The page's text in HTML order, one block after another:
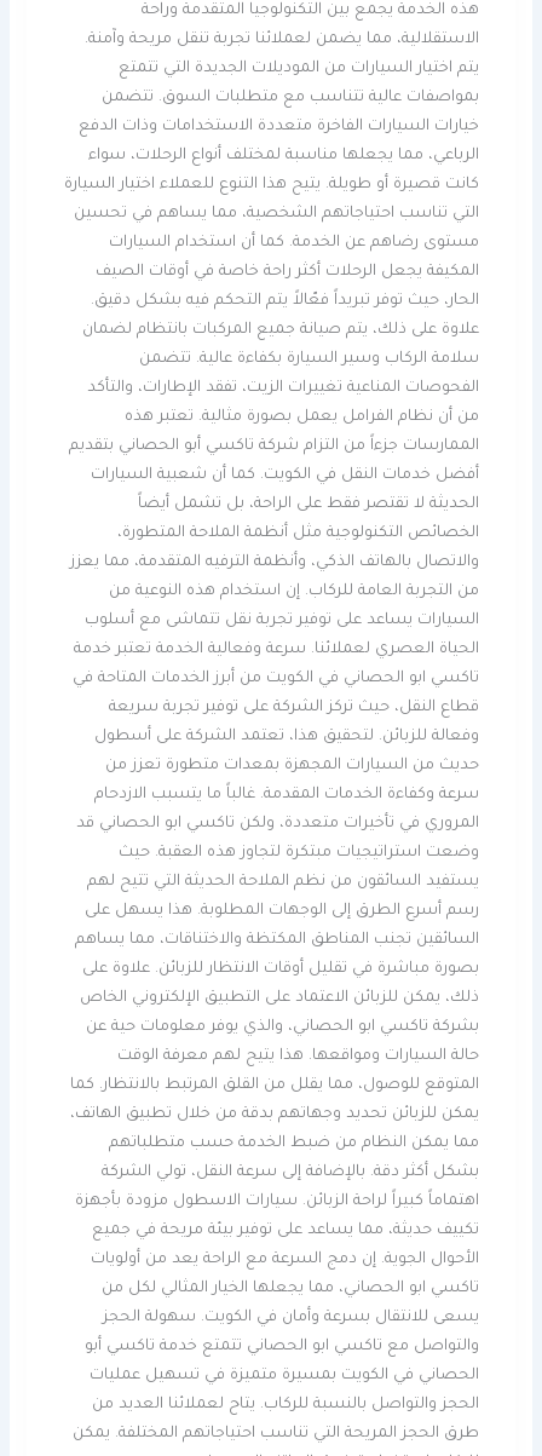
هذه الخدمة يجمع بين التكنولوجيا المتقدمة وراحة
الاستقلالية، مما يضمن لعملائنا تجربة تنقل مريحة وآمنة.
يتم اختيار السيارات من الموديلات الجديدة التي تتمتع
بمواصفات عالية تتناسب مع متطلبات السوق. تتضمن
خيارات السيارات الفاخرة متعددة الاستخدامات وذات الدفع
الرباعي، مما يجعلها مناسبة لمختلف أنواع الرحلات، سواء
كانت قصيرة أو طويلة. يتيح هذا التنوع للعملاء اختيار السيارة
التي تناسب احتياجاتهم الشخصية، مما يساهم في تحسين
مستوى رضاهم عن الخدمة. كما أن استخدام السيارات
المكيفة يجعل الرحلات أكثر راحة خاصة في أوقات الصيف
الحار، حيث توفر تبريداً فعّالاً يتم التحكم فيه بشكل دقيق.
علاوة على ذلك، يتم صيانة جميع المركبات بانتظام لضمان
سلامة الركاب وسير السيارة بكفاءة عالية. تتضمن
الفحوصات المناعية تغييرات الزيت، تفقد الإطارات، والتأكد
من أن نظام الفرامل يعمل بصورة مثالية. تعتبر هذه
الممارسات جزءاً من التزام شركة تاكسي أبو الحصاني بتقديم
أفضل خدمات النقل في الكويت. كما أن شعبية السيارات
الحديثة لا تقتصر فقط على الراحة، بل تشمل أيضاً
الخصائص التكنولوجية مثل أنظمة الملاحة المتطورة،
والاتصال بالهاتف الذكي، وأنظمة الترفيه المتقدمة، مما يعزز
من التجربة العامة للركاب. إن استخدام هذه النوعية من
السيارات يساعد على توفير تجربة نقل تتماشى مع أسلوب
الحياة العصري لعملائنا. سرعة وفعالية الخدمة تعتبر خدمة
تاكسي ابو الحصاني في الكويت من أبرز الخدمات المتاحة في
قطاع النقل، حيث تركز الشركة على توفير تجربة سريعة
وفعالة للزبائن. لتحقيق هذا، تعتمد الشركة على أسطول
حديث من السيارات المجهزة بمعدات متطورة تعزز من
سرعة وكفاءة الخدمات المقدمة. غالباً ما يتسبب الازدحام
المروري في تأخيرات متعددة، ولكن تاكسي ابو الحصاني قد
وضعت استراتيجيات مبتكرة لتجاوز هذه العقبة. حيث
يستفيد السائقون من نظم الملاحة الحديثة التي تتيح لهم
رسم أسرع الطرق إلى الوجهات المطلوبة. هذا يسهل على
السائقين تجنب المناطق المكتظة والاختناقات، مما يساهم
بصورة مباشرة في تقليل أوقات الانتظار للزبائن. علاوة على
ذلك، يمكن للزبائن الاعتماد على التطبيق الإلكتروني الخاص
بشركة تاكسي ابو الحصاني، والذي يوفر معلومات حية عن
حالة السيارات ومواقعها. هذا يتيح لهم معرفة الوقت
المتوقع للوصول، مما يقلل من القلق المرتبط بالانتظار. كما
يمكن للزبائن تحديد وجهاتهم بدقة من خلال تطبيق الهاتف،
مما يمكن النظام من ضبط الخدمة حسب متطلباتهم
بشكل أكثر دقة. بالإضافة إلى سرعة النقل، تولي الشركة
اهتماماً كبيراً لراحة الزبائن. سيارات الاسطول مزودة بأجهزة
تكييف حديثة، مما يساعد على توفير بيئة مريحة في جميع
الأحوال الجوية. إن دمج السرعة مع الراحة يعد من أولويات
تاكسي ابو الحصاني، مما يجعلها الخيار المثالي لكل من
يسعى للانتقال بسرعة وأمان في الكويت. سهولة الحجز
والتواصل مع تاكسي ابو الحصاني تتمتع خدمة تاكسي أبو
الحصاني في الكويت بمسيرة متميزة في تسهيل عمليات
الحجز والتواصل بالنسبة للركاب. يتاح لعملائنا العديد من
طرق الحجز المريحة التي تناسب احتياجاتهم المختلفة. يمكن